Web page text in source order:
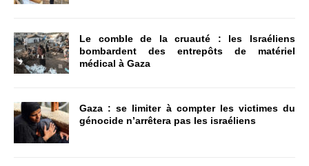
Le comble de la cruauté : les Israéliens
bombardent des entrepôts de matériel
médical à Gaza
Gaza : se limiter à compter les victimes du
génocide n’arrêtera pas les israéliens